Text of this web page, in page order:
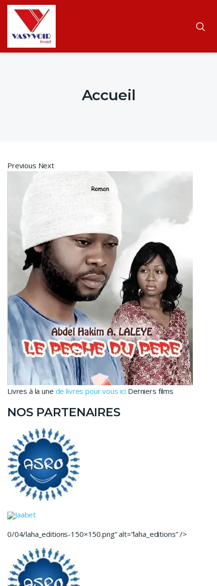
Accueil
Previous Next
Livres à la une de livres pour vous ici Derniers films
NOS PARTENAIRES
Jaabet
0/04/laha_editions-150×150.png” alt=”laha_editions” />